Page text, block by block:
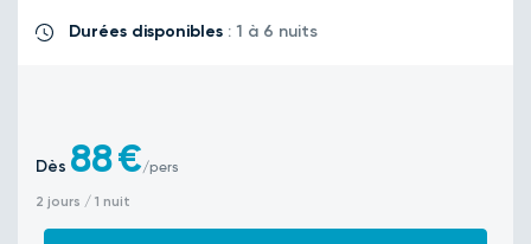
Durées disponibles : 1 à 6 nuits
Dès 88€/pers
2 jours / 1 nuit